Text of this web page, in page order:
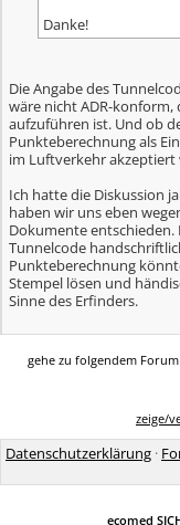
Danke!
Die Angabe des
wäre nicht ADR-
aufzuführen ist. Und ob
Punkteberechnung als
im Luftverkehr akzeptiert
Ich hatte die Diskussion
haben wir uns eben
Dokumente
Tunnelcode
Punkteberechnung
Stempel lösen und
Sinne des Erfinders.
gehe zu folgendem Forum
zeige/
Datenschutzerklärung ·
ecomed